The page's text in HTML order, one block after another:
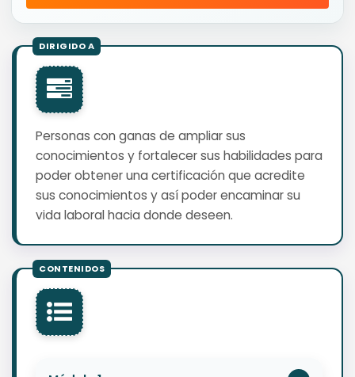
Personas con ganas de ampliar sus
conocimientos y fortalecer sus habilidades para
poder obtener una certificación que acredite
sus conocimientos y así poder encaminar su
vida laboral hacia donde deseen.